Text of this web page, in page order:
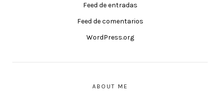
Feed de entradas
Feed de comentarios
WordPress.org
ABOUT ME